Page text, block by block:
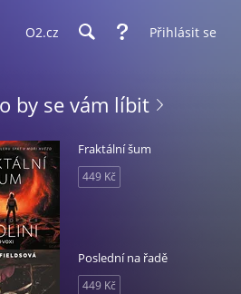
O2.cz Přihlásit se
by se vám líbit
Fraktální šum
449 Kč
Poslední na řadě
449 Kč